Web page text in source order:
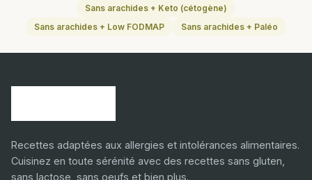
Sans arachides + Keto (cétogène)
Sans arachides + Low FODMAP
Sans arachides + Paléo
Recettes adaptées aux allergies et intolérances alimentaires.
Cuisinez en toute sérénité avec des recettes sans gluten,
sans lactose, sans oeufs et bien plus.